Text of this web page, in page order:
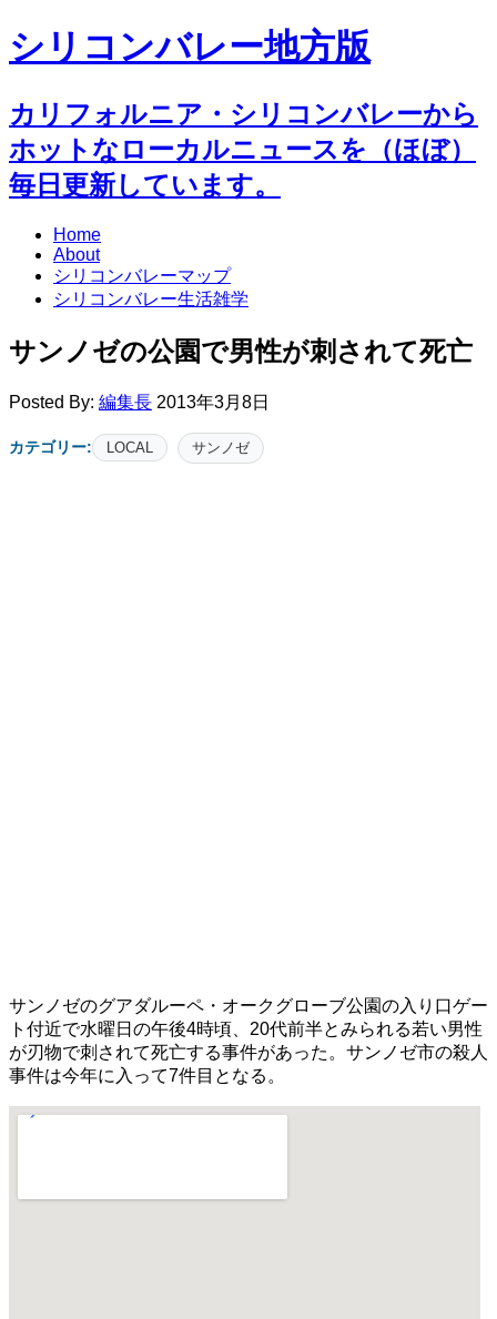
シリコンバレー地方版
カリフォルニア・シリコンバレーから
ホットなローカルニュースを（ほぼ）
毎日更新しています。
Home
About
シリコンバレーマップ
シリコンバレー生活雑学
サンノゼの公園で男性が刺されて死亡
Posted By: 編集長 2013年3月8日
カテゴリー: LOCAL サンノゼ
サンノゼのグアダルーペ・オークグローブ公園の入り口ゲー
ト付近で水曜日の午後4時頃、20代前半とみられる若い男性
が刃物で刺されて死亡する事件があった。サンノゼ市の殺人
事件は今年に入って7件目となる。